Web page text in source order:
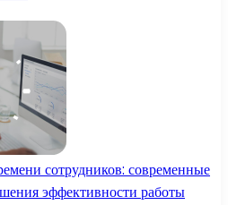
сотрудников: современные
эффективности работы